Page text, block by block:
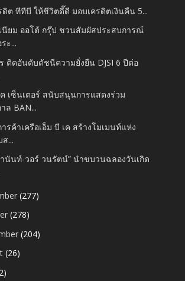
ดิต ทีทีบี ให้ชีวิตดี๊ดี มอบเครดิตเงินคืน 5...
นียม ออโต้ กรุ๊ป ชวนสัมผัสประสบการณ์
ะ...
ติดอันดับดัชนีความยั่งยืน DJSI 6 ปีต่อ
ค เซ็นเตอร์ สนับสนุนการแสดงร่วม
ล BAN...
รค้าเครือเอ็ม บี เค สร้างโมเมนท์แห่ง
...
นันท์-วอร์ วนรัตน์” นำขบวนฉลองวันเกิด
(277)
(278)
(204)
(26)